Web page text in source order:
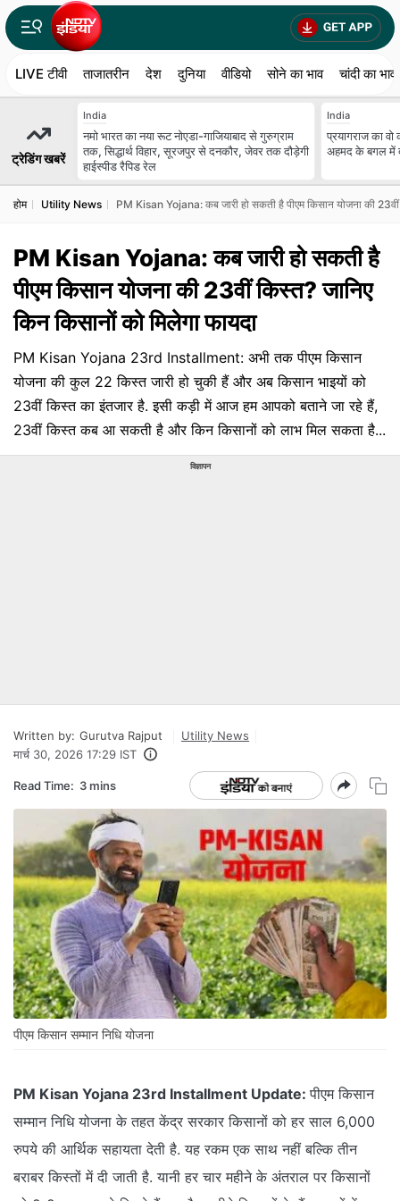
LIVE टीवी ताजातरीन देश दुनिया वीडियो सोने का भाव चांदी का भाव
ट्रेडिंग खबरें
India
नमो भारत का नया रूट नोएडा-गाजियाबाद से गुरुग्राम
तक, सिद्धार्थ विहार, सूरजपुर से दनकौर, जेवर तक दौड़ेगी
हाईस्पीड रैपिड रेल
India
प्रयागराज का
अहमद के बगल में
होम Utility News PM Kisan Yojana: कब जारी हो सकती है पीएम किसान योजना की 23वीं
PM Kisan Yojana: कब जारी हो सकती है
पीएम किसान योजना की 23वीं किस्त? जानिए
किन किसानों को मिलेगा फायदा
PM Kisan Yojana 23rd Installment: अभी तक पीएम किसान
योजना की कुल 22 किस्त जारी हो चुकी हैं और अब किसान भाइयों को
23वीं किस्त का इंतजार है. इसी कड़ी में आज हम आपको बताने जा रहे हैं,
23वीं किस्त कब आ सकती है और किन किसानों को लाभ मिल सकता है...
विज्ञापन
Written by: Gurutva Rajput
Utility News
मार्च 30, 2026 17:29 IST
Read Time: 3 mins
पीएम किसान सम्मान निधि योजना
PM Kisan Yojana 23rd Installment Update:पीएम किसान
सम्मान निधि योजना के तहत केंद्र सरकार किसानों को हर साल 6,000
रुपये की आर्थिक सहायता देती है. यह रकम एक साथ नहीं बल्कि तीन
बराबर किस्तों में दी जाती है. यानी हर चार महीने के अंतराल पर किसानों